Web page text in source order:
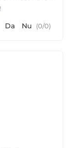
Da Nu (0/0)